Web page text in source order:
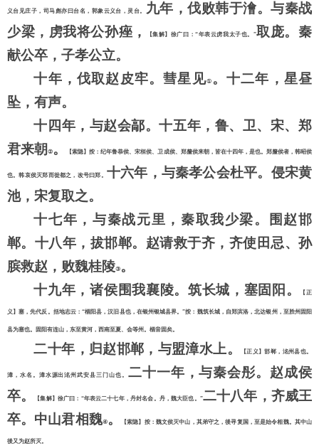
义台见庄子，司马彪亦曰台名，郭象云义台，灵台。
九年，伐败韩于澮。与秦战
少梁，虏我将公孙痤，
【集解】徐广曰：“年表云虏我太子也。”取庞。秦
献公卒，子孝公立。
十年，伐取赵皮牢。彗星见① 。十二年，星昼
坠，有声。
十四年，与赵会鄗。十五年，鲁、卫、宋、郑
君来朝② 。 【索隐】按：纪年鲁恭侯、宋桓侯、卫成侯、郑釐侯来朝，皆在十四年，是也。郑釐侯者，韩昭侯
也。韩哀侯灭郑而徙都之，改号曰郑。 十六年，与秦孝公会杜平。侵宋黄
池，宋复取之。
十七年，与秦战元里，秦取我少梁。围赵邯
郸。十八年，拔邯郸。赵请救于齐，齐使田忌、孙
膑救赵，败魏桂陵③ 。
十九年，诸侯围我襄陵。筑长城，塞固阳。
【正
义】塞，先代反。括地志云： “棝阳县，汉旧县也，在银州银城县界。”按：魏筑长城，自郑滨洛，北达银州，至胜州固阳
县为塞也。固阳有连山，东至黄河，西南至夏、会等州。棝音固矣。
二十年，归赵邯郸，与盟漳水上。 【正义】邯郸，洺州县也。
漳，水名。漳水源出洺州武安县三门山也。 二十一年，与秦会彤。赵成侯
卒。
【集解】徐广曰： “年表云二十七年，丹封名会。丹，魏大臣也。”二十八年，齐威王
卒。中山君相魏④。 【索隐】按：魏文侯灭中山，其弟守之，後寻复国，至是始令相魏。其中山
後又为赵所灭。